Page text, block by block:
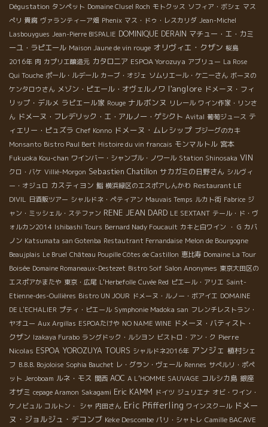
Dégustation タンペット Domaine Clusel Roch モトクッス ソフィア・ボシェ マス
ぺリ 貴腐 ヴァランティーア畑 Phenix マス・ドゥ・レスカリダ Jean-Michel
Lasbouygues Jean-Pierre BISPALIE DOMINIQUE DERAIN マチュー・エ・カミ
ーユ・ラピエール Maison Jaune de vin rouge オリヴィエ・クザン 桜島
2016年 肉 カプリエ醸造元 カタロニア ESPOA Yorozuya アブリュー La Rose
Qui Touche ポール・ルデール カーブ・オジェ ソムリエール・ケニーさん ボーヌの
ケンタロウさん メゾン・ピエール・オヴェルノワ l'anglore ドメーヌ・フィ
リップ・デルメ ラピエール家 Rouge ナルボンヌ リレール ワイン作家・リンさ
ん ドメーヌ・フレデリック・エ・アルノー・ゲシクト Avital 葡萄ジュース テ
ィエリー・ピュズラ Chef Konno ドメーヌ・ムレシップ ブジーグのカキ
Monsanto Bistro Paul Bert Histoire du vin francais モンマルトル 宮本
Fukuoka Kou-chan ワインバー・シャンブル・ノワール Station Shinosaka VIN
クロ・バケ Villié-Morgon Sebastien Chatillon サカガミの日野さん シルヴィ
ー・オジュロ カスティヨン 鮨 横浜緑区のエスポアしんかわ Restaurant LE
DIVIL 日酒販ツアー シャルドネ・ペティアン Mauvais Temps ルカト街 Fabrice ジ
ャン・ミッシェル・ステファン RENE JEAN DARD LE SEXTANT テール・ド・ヴ
ォルカン2014 Ishibashi Tours Bernard Nady Foucault カキと白ワイン ・ G カバ
ノン Katsumata san Gotenba Restautrant Fernandaise Melon de Bourgogne
Beaujplais Le Bruel Château Poupille Côtes de Castillon 恵比寿 Domaine La Tour
Boisée Domaine Romaneaux-Destezet Bistro Soif Salon Anonymes 東京大田区の
エスポアかまたや 東京・広尾 L'Herbefolle Cuvée Red ピエール・アリエ Saint-
Etienne-des-Oullières Bistro UN JOUR ドメーヌ・ルノー・ボアイエ DOMAINE
DE L'ECHALIER プティ・ピエール Symphonie Madoka san フレンチレストラン・
ヤオユー Aux Argillas ESPOAたけや NO NAME WINE ドメーヌ・バティスト・
クザン Izakaya Furabo ラングドック・ルシヨン ビストロ・アン・ク Pierre
Nicolas ESPOA YOROZUYA TOURS シャルドネ2016年 アンジェ 植村シェ
フ B.B.B. Bojoloise Sophia Bauchet レ・グラン・ヴェール Rennes サぺルリ・ポペ
ット Jeroboam ルネ・モス 関西 AOC A L’HOMME SAUVAGE コルシカ島 銀座
オザミ cepage Aramon Sakagami Eric KAMM ドイツ ジュリエナ オビ・ワイン・
ケノビュル コルトン・ シャ 内田さん Eric Pfifferling ワインスクール ドメー
ヌ・ジョルジュ・デコンブ Keke Descombe パリ・シャトレ Camille BACAVE